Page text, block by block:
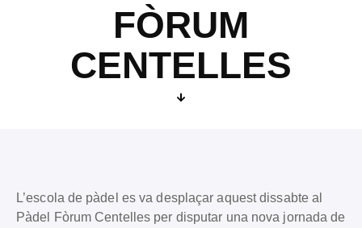
FÒRUM
CENTELLES
L’escola de pàdel es va desplaçar aquest dissabte al
Pàdel Fòrum Centelles per disputar una nova jornada de